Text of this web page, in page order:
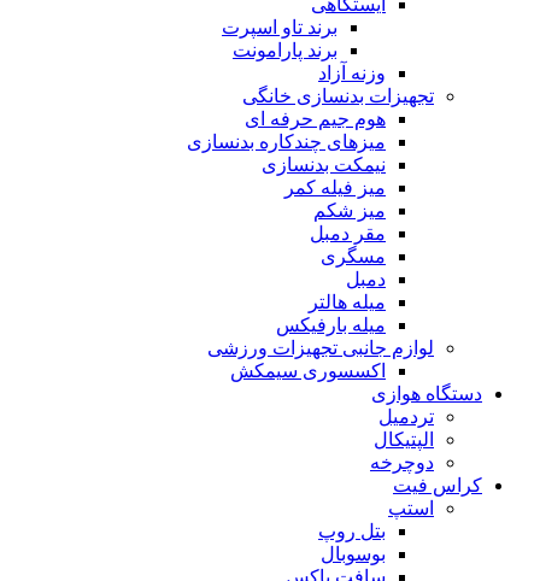
ایستگاهی
برند تاو اسپرت
برند پارامونت
وزنه آزاد
تجهیزات بدنسازی خانگی
هوم جیم حرفه ای
میزهای چندکاره بدنسازی
نیمکت بدنسازی
میز فیله کمر
میز شکم
مقر دمبل
مسگری
دمبل
میله هالتر
میله بارفیکس
لوازم جانبی تجهیزات ورزشی
اکسسوری سیمکش
دستگاه هوازی
تردمیل
الپتیکال
دوچرخه
کراس فیت
استپ
بتل روپ
بوسوبال